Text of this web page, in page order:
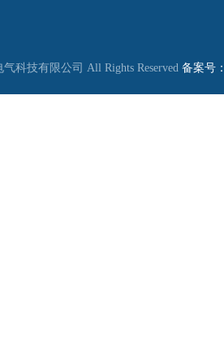
科技有限公司 All Rights Reserved 备案号